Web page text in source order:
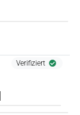
1)
Verifiziert